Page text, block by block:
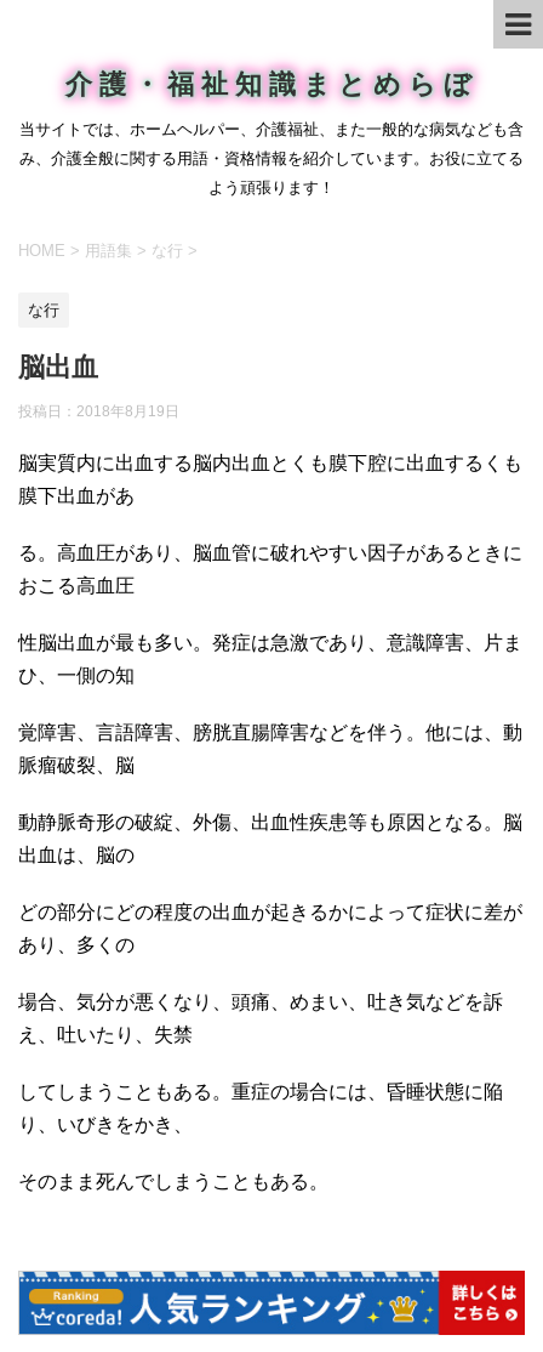
介護・福祉知識まとめらぼ
当サイトでは、ホームヘルパー、介護福祉、また一般的な病気なども含
み、介護全般に関する用語・資格情報を紹介しています。お役に立てる
よう頑張ります！
HOME > 用語集 > な行 >
な行
脳出血
投稿日： 2018年8月19日
脳実質内に出血する脳内出血とくも膜下腔に出血するくも
膜下出血があ
る。高血圧があり、脳血管に破れやすい因子があるときに
おこる高血圧
性脳出血が最も多い。発症は急激であり、意識障害、片ま
ひ、一側の知
覚障害、言語障害、膀胱直腸障害などを伴う。他には、動
脈瘤破裂、脳
動静脈奇形の破綻、外傷、出血性疾患等も原因となる。脳
出血は、脳の
どの部分にどの程度の出血が起きるかによって症状に差が
あり、多くの
場合、気分が悪くなり、頭痛、めまい、吐き気などを訴
え、吐いたり、失禁
してしまうこともある。重症の場合には、昏睡状態に陥
り、いびきをかき、
そのまま死んでしまうこともある。